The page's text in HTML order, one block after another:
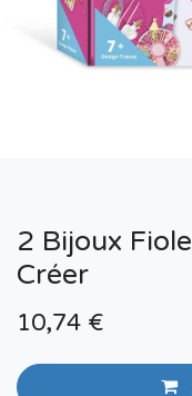
2 Bijoux
Créer
10,74 €